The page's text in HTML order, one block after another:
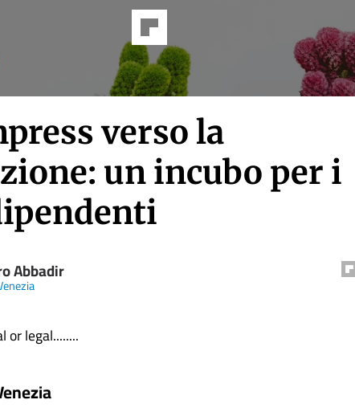
verso la
un incubo per i
Abbadir
or legal........